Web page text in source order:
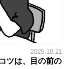
2025.10.21
ツは、目の前の